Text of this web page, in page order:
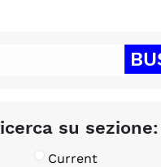
su sezione:
Current